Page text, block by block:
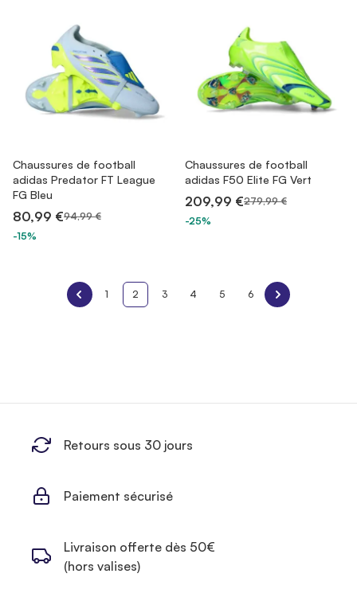
Chaussures de football
adidas Predator FT League
FG Bleu
80,99 €94,99 €
-15%
Chaussures de football
adidas F50 Elite FG Vert
209,99 €279,99 €
-25%
1 2 3 4 5 6
Retours sous 30 jours
Paiement sécurisé
Livraison offerte dès 50€
(hors valises)